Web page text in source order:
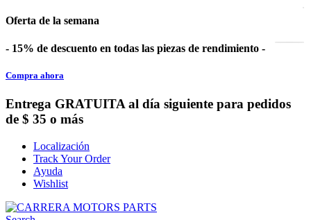
Oferta de la semana
- 15% de descuento en todas las piezas de rendimiento -
Compra ahora
Entrega GRATUITA al día siguiente para pedidos
de $ 35 o más
Localización
Track Your Order
Ayuda
Wishlist